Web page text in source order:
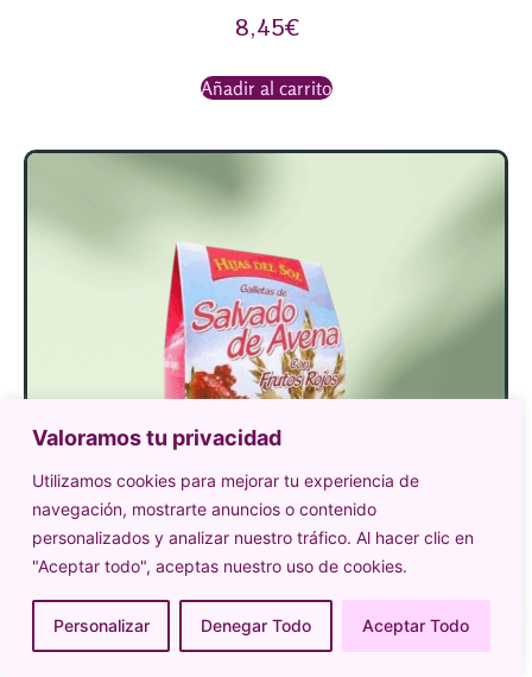
Valoramos tu privacidad
Utilizamos cookies para mejorar tu experiencia de
navegación, mostrarte anuncios o contenido
personalizados y analizar nuestro tráfico. Al hacer clic en
"Aceptar todo", aceptas nuestro uso de cookies.
Personalizar Denegar Todo Aceptar Todo
8,45€
Añadir al carrito